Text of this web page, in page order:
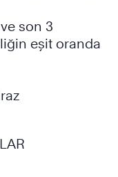
son 3
eşit oranda